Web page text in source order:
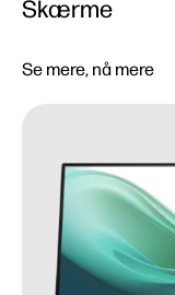
Skærme
Se mere, nå mere